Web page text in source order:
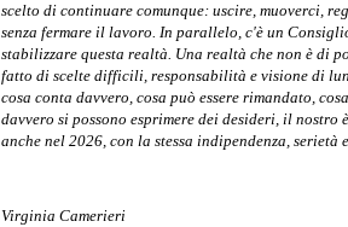
scelto di continuare comunque: uscire, muoverci,
senza fermare il lavoro. In parallelo, c'è un
stabilizzare questa realtà. Una realtà che non è di
fatto di scelte difficili, responsabilità e visione di
cosa conta davvero, cosa può essere rimandato,
davvero si possono esprimere dei desideri, il
anche nel 2026, con la stessa indipendenza,
Virginia Camerieri